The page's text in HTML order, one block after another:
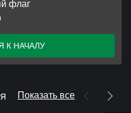
флаг
К НАЧАЛУ
Показать все